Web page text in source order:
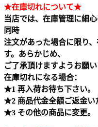
★在庫切れについて★
当店では、在庫管理に細
同時
注文があった場合に限り
す。あらかじめ、
ご了承頂けますようお願い
在庫切れになる場合：
★1 再入荷お待ち下さい。
★2 商品代金全額ご返金い
★3 その他の商品に変更。